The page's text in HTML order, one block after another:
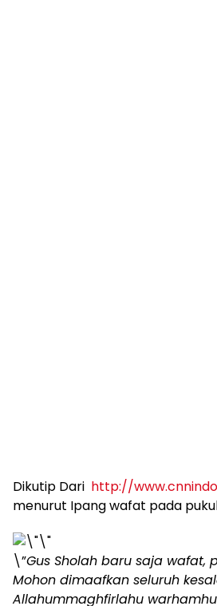
Dikutip Dari http://
menurut Ipang wafat pada pukul
\”Gus Sholah baru saja wafat,
Mohon dimaafkan seluruh
Allahummaghfirlahu